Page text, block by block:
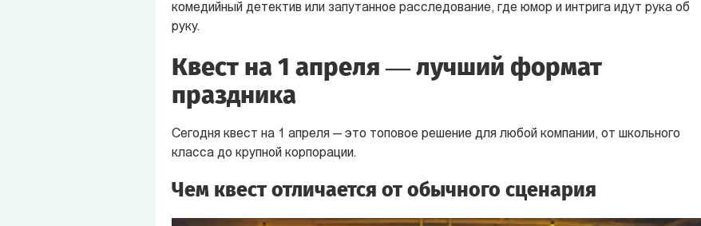
комедийный детектив или запутанное расследование, где юмор и интрига идут рука об
руку.
Квест на 1 апреля — лучший формат
праздника
Сегодня квест на 1 апреля — это топовое решение для любой компании, от школьного
класса до крупной корпорации.
Чем квест отличается от обычного сценария